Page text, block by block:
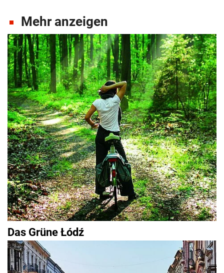
Mehr anzeigen
Das Grüne Łódź